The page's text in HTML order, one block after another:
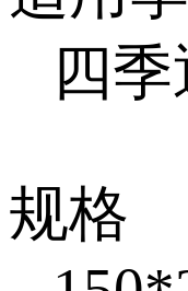
四季
规格